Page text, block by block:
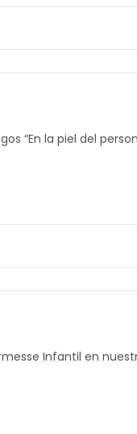
“En la piel del
Infantil en